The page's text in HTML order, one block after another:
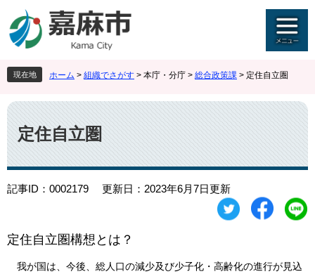
ジ
先
頭
す
。
ュ
を
飛
し
て
本
文
へ
現在地 ホーム > 組織でさがす > 本庁・分庁 > 総合政策課 > 定住自立圏
本
文
定住自立圏
記事ID：0002179 更新日：2023年6月7日更新
定住自立圏構想とは？
我が国は、今後、総人口の減少及び少子化・高齢化の進行が見込